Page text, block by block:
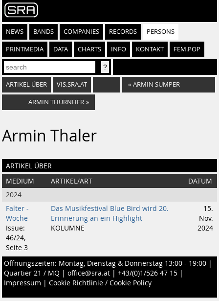
NEWS BANDS COMPANIES RECORDS PERSONS
PRINTMEDIA DATA CHARTS INFO KONTAKT FEM.POP
ARTIKEL ÜBER VIS.SRA.AT « ARMIN SUMPER
ARMIN THURNHER »
Armin Thaler
ARTIKEL ÜBER
MEDIUM ARTIKEL/ART
DATUM
2024
Falter -
Woche
Issue:
46/24,
Seite 3
Das Musikfestival Blue Bird wird 20.
Erinnerung an ein Highlight
KOLUMNE
15.
Nov.
2024
Öffnungszeiten: Montag, Dienstag & Donnerstag 13:00 - 19:00 |
Quartier 21 / MQ | office@sra.at | +43/(0)1/526 47 15 |
Impressum | Cookie Richtlinie / Cookie Policy